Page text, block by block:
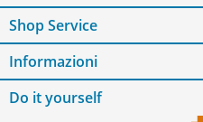
Shop Service
Informazioni
Do it yourself